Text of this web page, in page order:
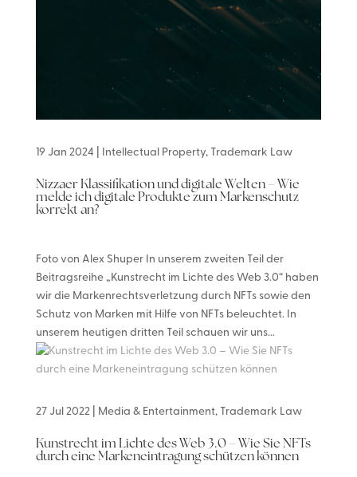
Nizzaer Klassifikation und digitale Welten – Wie
melde ich digitale Produkte zum Markenschutz
korrekt an?
19 Jan 2024| Intellectual Property, Trademark Law
Kunstrecht im Lichte des Web 3.0 – Wie Sie NFTs
durch eine Markeneintragung schützen können
27 Jul 2022| Media & Entertainment, Trademark Law
Foto von Alex Shuper In unserem zweiten Teil der
Beitragsreihe „Kunstrecht im Lichte des Web 3.0“ haben
wir die Markenrechtsverletzung durch NFTs sowie den
Schutz von Marken mit Hilfe von NFTs beleuchtet. In
unserem heutigen dritten Teil schauen wir uns...